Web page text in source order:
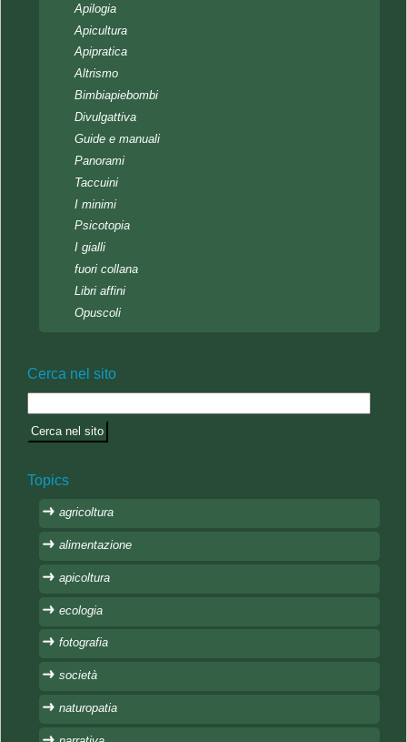
Apilogia
Apicultura
Apipratica
Altrismo
Bimbiapiebombi
Divulgattiva
Guide e manuali
Panorami
Taccuini
I minimi
Psicotopia
I gialli
fuori collana
Libri affini
Opuscoli
Cerca nel sito
Topics
agricoltura
alimentazione
apicoltura
ecologia
fotografia
società
naturopatia